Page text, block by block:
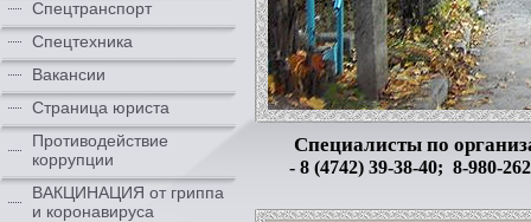
Специалисты по
- 8 (4742) 39-38-40; 8-980-
Спецтранспорт
Спецтехника
Вакансии
Страница юриста
Противодействие
коррупции
ВАКЦИНАЦИЯ от гриппа
и коронавируса